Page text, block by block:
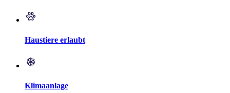
Haustiere erlaubt
Klimaanlage